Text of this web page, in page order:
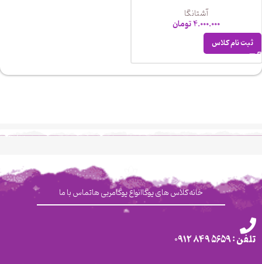
آشتانگا
4.000.000تومان
ثبت نام کلاس
خانهکلاس های یوگاانواع یوگامربی هاتماس با ما
تلفن : 5659 849 0912